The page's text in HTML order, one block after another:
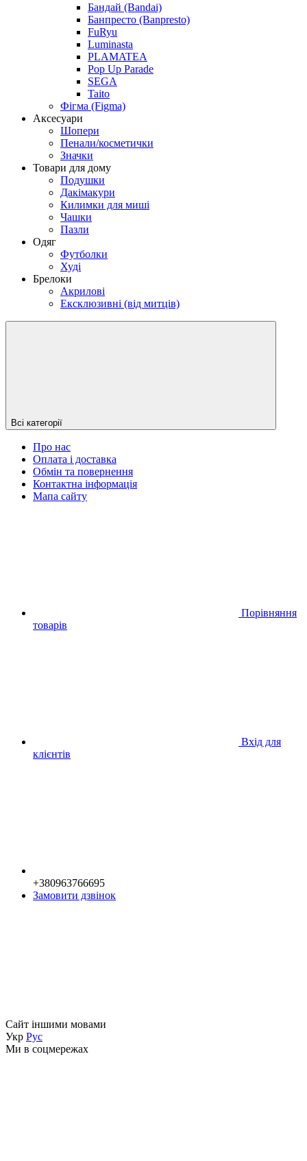
Бандай (Bandai)
Банпресто (Banpresto)
FuRyu
Luminasta
PLAMATEA
Pop Up Parade
SEGA
Taito
Фігма (Figma)
Аксесуари
Шопери
Пенали/косметички
Значки
Товари для дому
Подушки
Дакімакури
Килимки для миші
Чашки
Пазли
Одяг
Футболки
Худі
Брелоки
Акрилові
Ексклюзивні (від митців)
Всі категорії
Про нас
Оплата і доставка
Обмін та повернення
Контактна інформація
Мапа сайту
Порівняння
товарів
Вхід для
клієнтів
+380963766695
Замовити дзвінок
Сайт іншими мовами
Укр Рус
Ми в соцмережах